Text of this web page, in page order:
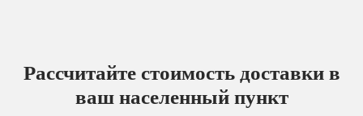
Рассчитайте стоимость доставкив
ваш населенный пункт